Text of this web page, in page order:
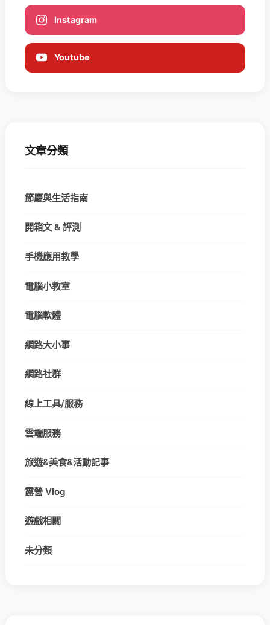
Instagram
Youtube
文章分類
節慶與生活指南
開箱文 & 評測
手機應用教學
電腦小教室
電腦軟體
網路大小事
網路社群
線上工具/服務
雲端服務
旅遊&美食&活動記事
露營 Vlog
遊戲相關
未分類